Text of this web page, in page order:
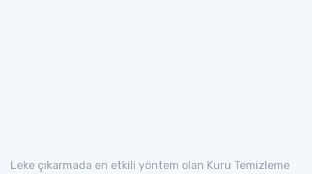
Leke çıkarmada en etkili yöntem olan Kuru Temizleme